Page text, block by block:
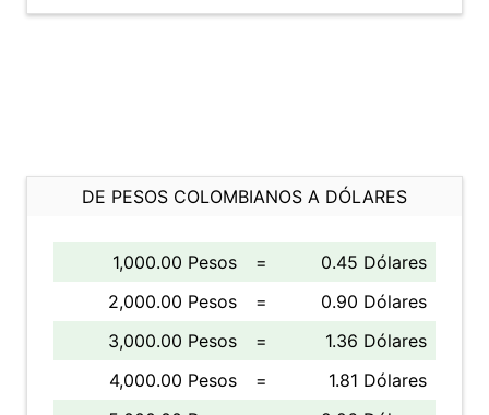
DE PESOS COLOMBIANOS A DÓLARES
1,000.00 Pesos =
0.45 Dólares
2,000.00 Pesos
=
0.90 Dólares
3,000.00 Pesos
=
1.36 Dólares
4,000.00 Pesos
=
1.81 Dólares